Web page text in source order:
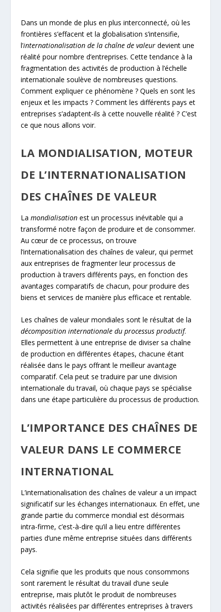
Dans un monde de plus en plus interconnecté, où les
frontières s’effacent et la globalisation s’intensifie,
l’internationalisation de la chaîne de valeur devient une
réalité pour nombre d’entreprises. Cette tendance à la
fragmentation des activités de production à l’échelle
internationale soulève de nombreuses questions.
Comment expliquer ce phénomène ? Quels en sont les
enjeux et les impacts ? Comment les différents pays et
entreprises s’adaptent-ils à cette nouvelle réalité ? C’est
ce que nous allons voir.
LA MONDIALISATION, MOTEUR
DE L’INTERNATIONALISATION
DES CHAÎNES DE VALEUR
Lamondialisation est un processus inévitable qui a
transformé notre façon de produire et de consommer.
Au cœur de ce processus, on trouve
l’internationalisation des chaînes de valeur, qui permet
aux entreprises de fragmenter leur processus de
production à travers différents pays, en fonction des
avantages comparatifs de chacun, pour produire des
biens et services de manière plus efficace et rentable.
Les chaînes de valeur mondiales sont le résultat de la
décomposition internationale du processus productif.
Elles permettent à une entreprise de diviser sa chaîne
de production en différentes étapes, chacune étant
réalisée dans le pays offrant le meilleur avantage
comparatif. Cela peut se traduire par une division
internationale du travail, où chaque pays se spécialise
dans une étape particulière du processus de production.
L’IMPORTANCE DES CHAÎNES DE
VALEUR DANS LE COMMERCE
INTERNATIONAL
L’internationalisation des chaînes de valeur a un impact
significatif sur les échanges internationaux. En effet, une
grande partie du commerce mondial est désormais
intra-firme, c’est-à-dire qu’il a lieu entre différentes
parties d’une même entreprise situées dans différents
pays.
Cela signifie que les produits que nous consommons
sont rarement le résultat du travail d’une seule
entreprise, mais plutôt le produit de nombreuses
activités réalisées par différentes entreprises à travers